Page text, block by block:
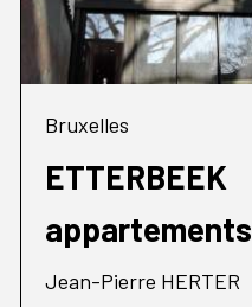
Bruxelles
ETTERBEEK
appartements
Jean-Pierre HERTER